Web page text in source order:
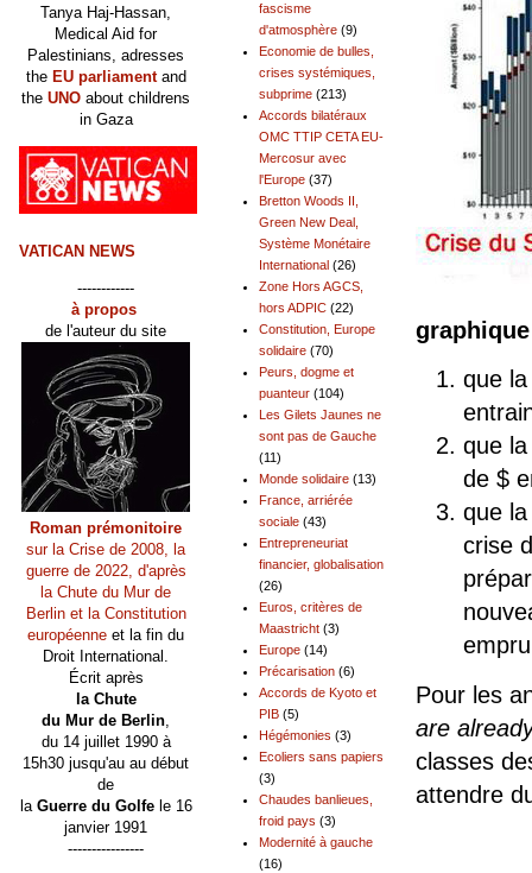
que
que
de $
que
crise
Pour les
are
classes
attendre
fascisme
d'atmosphère (9)
Economie de bulles,
crises systémiques,
subprime (213)
Accords bilatéraux
OMC TTIP CETA EU-
Mercosur avec
l'Europe (37)
Bretton Woods II,
Green New Deal,
Système Monétaire
International (26)
Zone Hors AGCS,
hors ADPIC (22)
Constitution, Europe
solidaire (70)
Peurs, dogme et
puanteur (104)
Les Gilets Jaunes ne
sont pas de Gauche
(11)
Monde solidaire (13)
France, arriérée
sociale (43)
Entrepreneuriat
financier, globalisation
(26)
Euros, critères de
Maastricht (3)
Europe (14)
Précarisation (6)
Accords de Kyoto et
PIB (5)
Hégémonies (3)
Ecoliers sans papiers
(3)
Chaudes banlieues,
froid pays (3)
Modernité à gauche
(16)
Tanya Haj-Hassan,
Medical Aid for
Palestinians, adresses
the EU parliamentand
the UNO about childrens
in Gaza
VATICAN NEWS
------------
à propos
de l'auteur du site
Roman prémonitoire
sur la Crise de 2008, la
guerre de 2022, d'après
la Chute du Mur de
Berlin et la Constitution
européenne et la fin du
Droit International.
Écrit après
la Chute
du Mur de Berlin,
du 14 juillet 1990 à
15h30 jusqu'au au début
de
la Guerre du Golfele 16
janvier 1991
----------------